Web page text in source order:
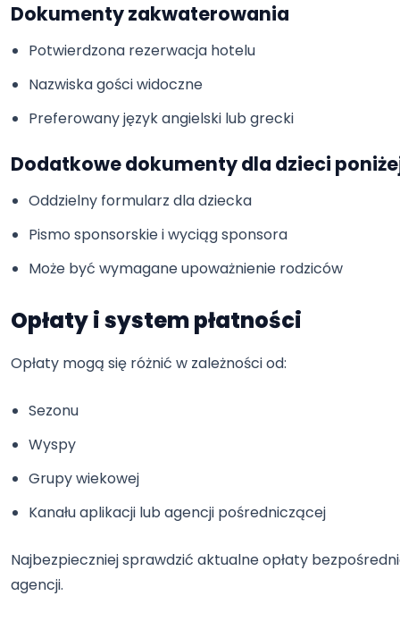
Dokumenty zakwaterowania
Potwierdzona rezerwacja hotelu
Nazwiska gości widoczne
Preferowany język angielski lub grecki
Dodatkowe dokumenty dla dzieci
Oddzielny formularz dla dziecka
Pismo sponsorskie i wyciąg sponsora
Może być wymagane upoważnienie rodziców
Opłaty i system płatności
Opłaty mogą się różnić w zależności od:
Sezonu
Wyspy
Grupy wiekowej
Kanału aplikacji lub agencji pośredniczącej
Najbezpieczniej sprawdzić aktualne opłaty
agencji.